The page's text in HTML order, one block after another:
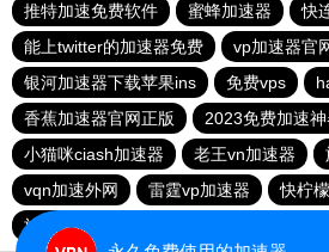
推特加速免费软件
蜜蜂加速器
快
能上twitter的加速器免费
vp加速器官
银河加速器下载苹果ins
免费vps
香蕉加速器官网正版
2023免费加速神
小猫咪ciash加速器
老王vn加速器
vqn加速外网
雷霆vp加速器 快柠檬
旋风加速度器